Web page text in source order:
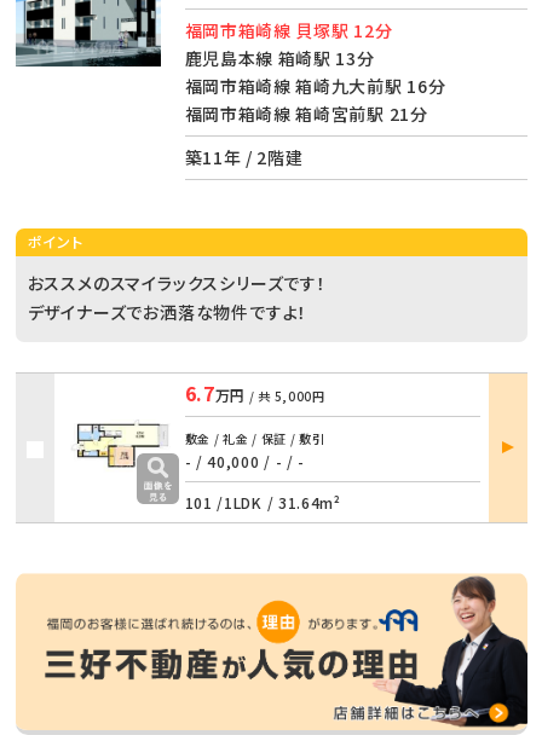
福岡市箱崎線 貝塚駅 12分
鹿児島本線 箱崎駅 13分
福岡市箱崎線 箱崎九大前駅 16分
福岡市箱崎線 箱崎宮前駅 21分
築11年 / 2階建
ポイント
おススメのスマイラックスシリーズです！
デザイナーズでお洒落な物件ですよ！
6.7万円 / 共 5,000円
敷金 / 礼金 / 保証 / 敷引
- / 40,000 / - / -
101 /1LDK / 31.64m²
部屋
詳細